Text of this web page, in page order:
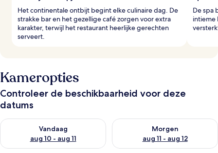
Het continentale ontbijt begint elke culinaire dag. De
strakke bar en het gezellige café zorgen voor extra
karakter, terwijl het restaurant heerlijke gerechten
serveert.
De spa
intieme
Kameropties
Controleer de beschikbaarheid voor deze
datums
Vandaag
aug 10 - aug 11
De beschikbaarheid controleren voor vanavond aug 10 - aug
Morgen
aug 11 - aug 12
De beschikbaarheid